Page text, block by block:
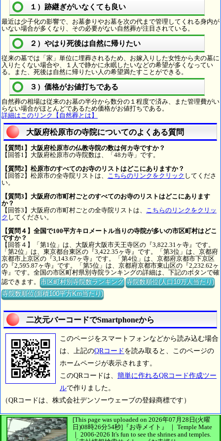
１）跡継ぎがいなくても良い
最近は少子化の影響で、お墓参りやお墓を次の代まで管理してくれる身内が
いない場合が多くなり、その必要がない自然葬が注目されている。
２）やはり死後は自然に帰りたい
従来の墓では「家」単位に埋葬されるため、お嫁入りした女性から夫の墓に
入りたくない場合や、１人で静かに永眠したいなどの希望が多くなってい
る。また、死後は自然に帰りたい人の希望満たすことができる。
３）価格がお値打ちである
自然葬の相場は従来のお墓の半分から数分の１程度で済み、また管理費がい
らない場合がほとんどであるため価格がお値打ちである。
詳細はこのリンク【自然葬とは】
大阪府松原市の寺院についてのよくある質問
【質問1】大阪府松原市の仏教寺院の数は何カ寺ですか？
【回答1】大阪府松原市の寺院数は、「48カ寺」です。
【質問2】松原市のすべてのお寺のリストはどこにありますか？
【回答2】松原市の全寺院リストは、
こちらのリンクをクリック してくださ
い。
【質問3】大阪府の市町村ごとのすべてのお寺のリストはどこにあります
か？
【回答3】大阪府の市町村ごとの全寺院リストは、
こちらのリンクをクリッ
ク してください。
【質問４】全国で100平方キロメートル当りの寺院が多いの市区町村はどこ
ですか？
【回答４】「第1位」は、大阪府大阪市天王寺区の『3,822.31ヶ寺』です。
「第2位」は、東京都台東区の『3,422.35ヶ寺』です。「第3位」は、京都府
京都市上京区の『3,143.67ヶ寺』です。「第4位」は、京都府京都市下京区
の『2,595.87ヶ寺』です。「第5位」は、京都府京都市東山区の『2,232.62ヶ
寺』です。全国の市区町村県別寺院ランキングの詳細は、下記のボタンで確
認できます。市区町村別寺院数ランキング 寺院数順位(人口10万人当たり)
寺院数順位(面積100平方Km当たり)
二次元バーコードでSmartphoneから
このページをスマートフォンなどから読み込む場合
は、上記のQRコード を読み取ると、このページの
ホームページが表示されます。
このQRコードは、 簡単に作れるQRコード作成ツー
ルで作りました。
（QRコードは、株式会社デンソーウェーブの登録商標です）
[This page was uploaded on 2026年07月28日(火曜
日)08時26分54秒] 『お寺メイト』 ｜ Temple Mate
｜ 2006-2026 It's fun to see the shrines and temples.